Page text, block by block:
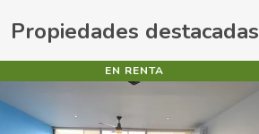
Propiedades destacadas